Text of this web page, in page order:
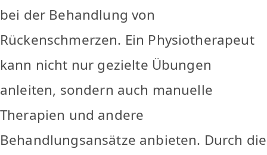
bei der Behandlung von
Rückenschmerzen. Ein Physiotherapeut
kann nicht nur gezielte Übungen
anleiten, sondern auch manuelle
Therapien und andere
Behandlungsansätze anbieten. Durch die